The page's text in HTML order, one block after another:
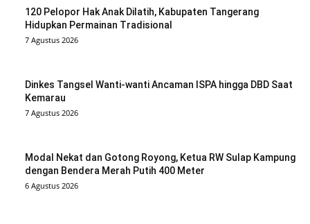
120 Pelopor Hak Anak Dilatih, Kabupaten Tangerang
Hidupkan Permainan Tradisional
7 Agustus 2026
Dinkes Tangsel Wanti-wanti Ancaman ISPA hingga DBD Saat
Kemarau
7 Agustus 2026
Modal Nekat dan Gotong Royong, Ketua RW Sulap Kampung
dengan Bendera Merah Putih 400 Meter
6 Agustus 2026